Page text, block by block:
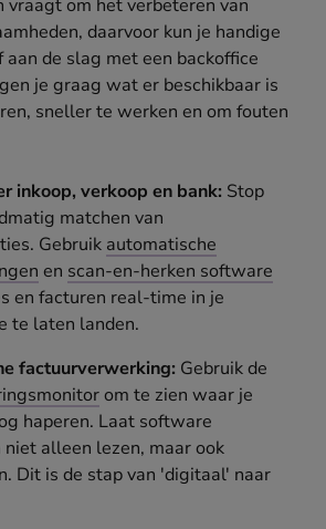
vraagt om het verbeteren van
daarvoor kun je handige
de slag met een backoffice
je graag wat er beschikbaar is
sneller te werken en om fouten
inkoop, verkoop en bank: Stop
matchen van
Gebruik automatische
en scan-en-herken software
en facturen real-time in je
te laten landen.
factuurverwerking: Gebruik de
om te zien waar je
haperen. Laat software
alleen lezen, maar ook
Dit is de stap van 'digitaal' naar